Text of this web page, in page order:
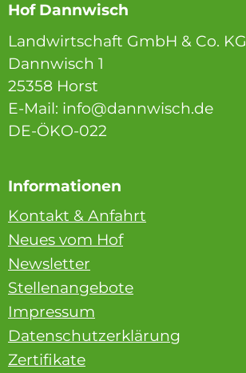
Hof Dannwisch
Landwirtschaft GmbH & Co. KG
Dannwisch 1
25358 Horst
E-Mail: info@dannwisch.de
DE-ÖKO-022
Informationen
Kontakt & Anfahrt
Neues vom Hof
Newsletter
Stellenangebote
Impressum
Datenschutzerklärung
Zertifikate